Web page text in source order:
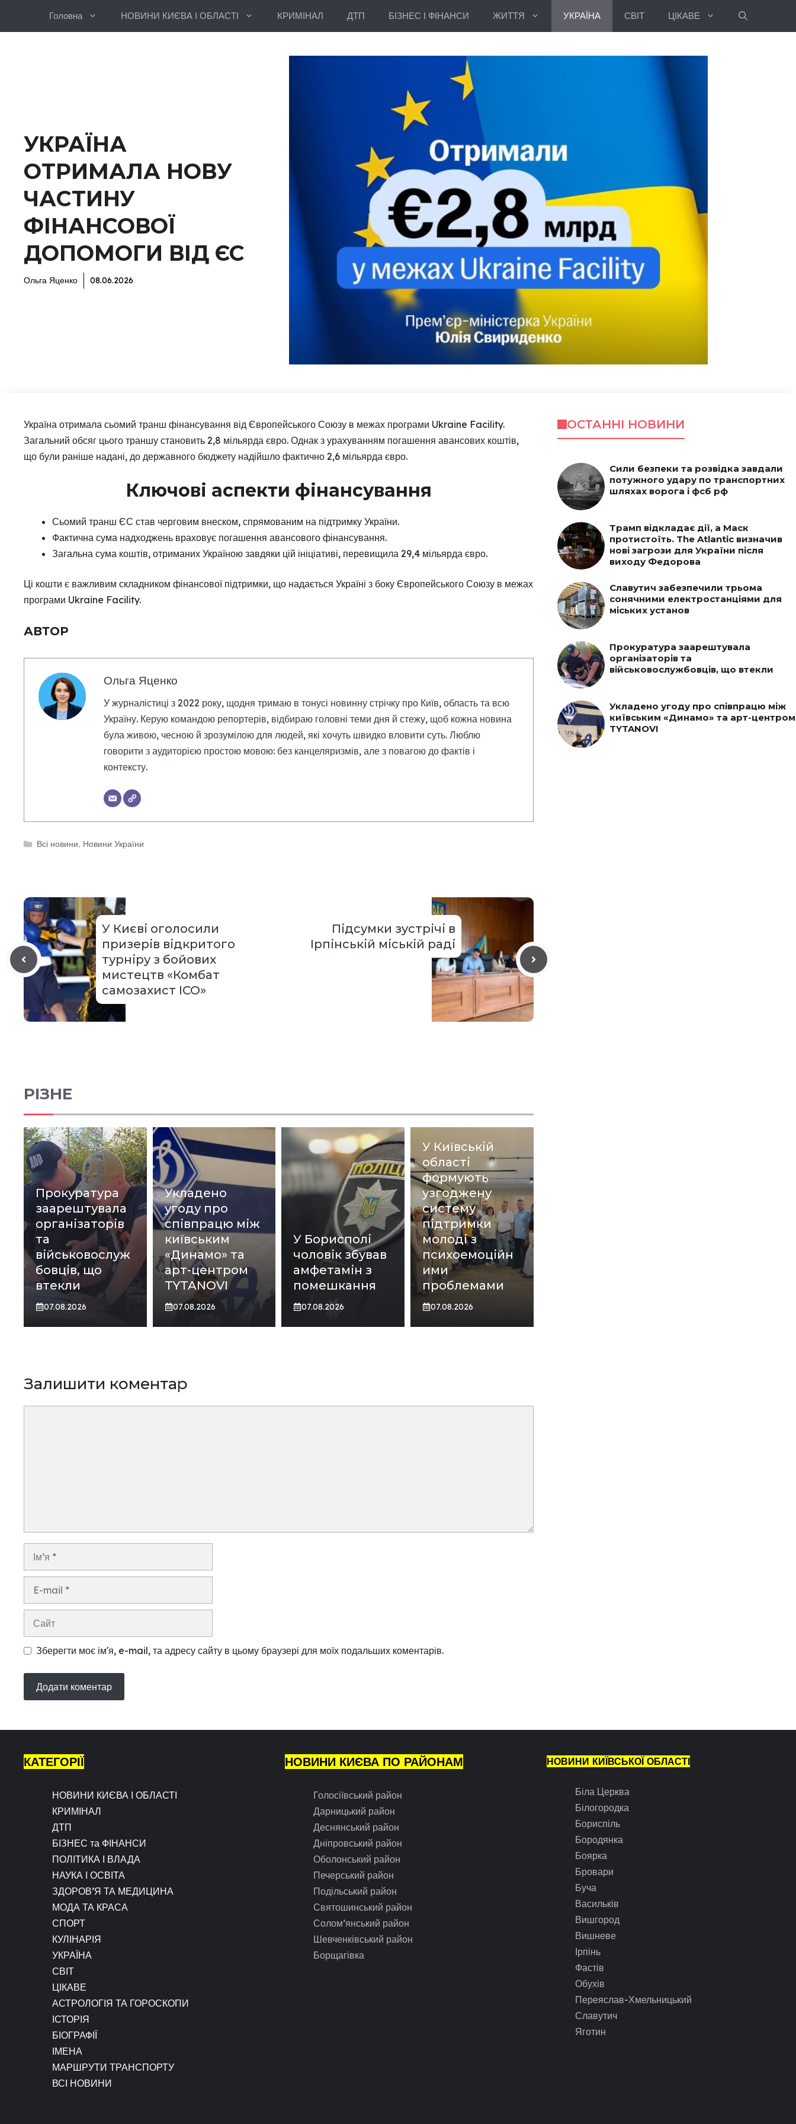
Головна НОВИНИ КИЄВА І ОБЛАСТІ КРИМІНАЛ ДТП БІЗНЕС І ФІНАНСИ ЖИТТЯ УКРАЇНА СВІТ ЦІКАВЕ
УКРАЇНА
ОТРИМАЛА НОВУ
ЧАСТИНУ
ФІНАНСОВОЇ
ДОПОМОГИ ВІД ЄС
Ольга Яценко 08.06.2026
Україна отримала сьомий транш фінансування від Європейського Союзу в межах програми Ukraine Facility.
Загальний обсяг цього траншу становить 2,8 мільярда євро. Однак з урахуванням погашення авансових коштів,
що були раніше надані, до державного бюджету надійшло фактично 2,6 мільярда євро.
Ключові аспекти фінансування
Сьомий транш ЄС став черговим внеском, спрямованим на підтримку України.
Фактична сума надходжень враховує погашення авансового фінансування.
Загальна сума коштів, отриманих Україною завдяки цій ініціативі, перевищила 29,4 мільярда євро.
Ці кошти є важливим складником фінансової підтримки, що надається Україні з боку Європейського Союзу в межах
програми Ukraine Facility.
АВТОР
Ольга Яценко
У журналістиці з 2022 року, щодня тримаю в тонусі новинну стрічку про Київ, область та всю
Україну. Керую командою репортерів, відбираю головні теми дня й стежу, щоб кожна новина
була живою, чесною й зрозумілою для людей, які хочуть швидко вловити суть. Люблю
говорити з аудиторією простою мовою: без канцеляризмів, але з повагою до фактів і
контексту.
Категорії
Всі новини, Новини України
У Києві оголосили
призерів відкритого
турніру з бойових
мистецтв «Комбат
самозахист ІСО»
Підсумки зустрічі в
Ірпінській міській раді
РІЗНЕ
Прокуратура
заарештувала
організаторів
та
військовослуж
бовців, що
втекли
07.08.2026
Укладено
угоду про
співпрацю між
київським
«Динамо» та
арт-центром
TYTANOVI
07.08.2026
У Борисполі
чоловік збував
амфетамін з
помешкання
07.08.2026
У Київській
області
формують
узгоджену
систему
підтримки
молоді з
психоемоційн
ими
проблемами
07.08.2026
Залишити коментар
Зберегти моє ім'я, e-mail, та адресу сайту в цьому браузері для моїх подальших коментарів.
ОСТАННІ НОВИНИ
Сили безпеки та розвідка завдали
потужного удару по транспортних
шляхах ворога і фсб рф
Трамп відкладає дії, а Маск
протистоїть. The Atlantic визначив
нові загрози для України після
виходу Федорова
Славутич забезпечили трьома
сонячними електростанціями для
міських установ
Прокуратура заарештувала
організаторів та
військовослужбовців, що втекли
Укладено угоду про співпрацю між
київським «Динамо» та арт-центром
TYTANOVI
КАТЕГОРІЇ
НОВИНИ КИЄВА І ОБЛАСТІ
КРИМІНАЛ
ДТП
БІЗНЕС та ФІНАНСИ
ПОЛІТИКА І ВЛАДА
НАУКА І ОСВІТА
ЗДОРОВ’Я ТА МЕДИЦИНА
МОДА ТА КРАСА
СПОРТ
КУЛІНАРІЯ
УКРАЇНА
СВІТ
ЦІКАВЕ
АСТРОЛОГІЯ ТА ГОРОСКОПИ
ІСТОРІЯ
БІОГРАФІЇ
ІМЕНА
МАРШРУТИ ТРАНСПОРТУ
ВСІ НОВИНИ
НОВИНИ КИЄВА ПО РАЙОНАМ
Голосіївський район
Дарницький район
Деснянський район
Дніпровський район
Оболонський район
Печерський район
Подільський район
Святошинський район
Солом’янський район
Шевченківський район
Борщагівка
НОВИНИ КИЇВСЬКОЇ ОБЛАСТІ
Біла Церква
Білогородка
Бориспіль
Бородянка
Боярка
Бровари
Буча
Васильків
Вишгород
Вишневе
Ірпінь
Фастів
Обухів
Переяслав-Хмельницький
Славутич
Яготин